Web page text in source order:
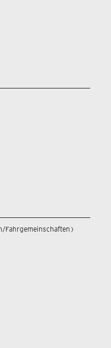
Fahrgemeinschaften)